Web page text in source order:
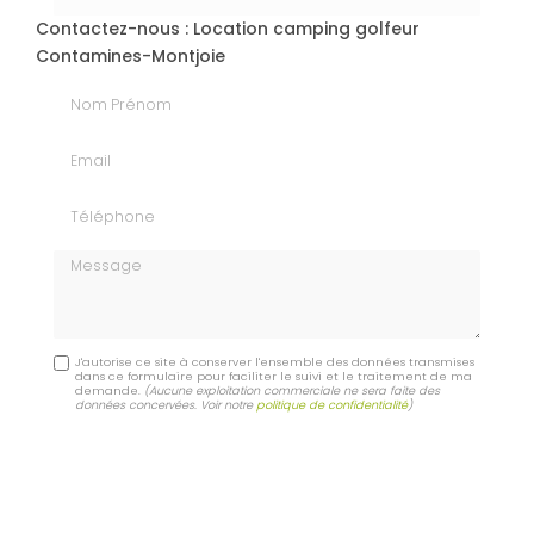
Contactez-nous : Location camping golfeur
Contamines-Montjoie
Nom Prénom
Email
Téléphone
Message
J'autorise ce site à conserver l'ensemble des données transmises
dans ce formulaire pour faciliter le suivi et le traitement de ma
demande. (Aucune exploitation commerciale ne sera faite des
données concervées. Voir notre politique de confidentialité)